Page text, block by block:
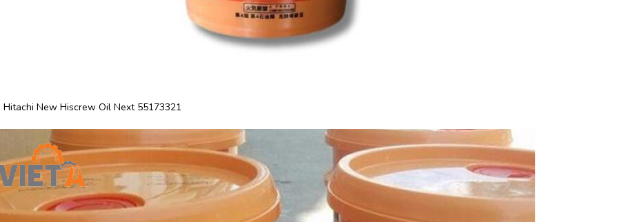
Hitachi New Hiscrew Oil Next 55173321